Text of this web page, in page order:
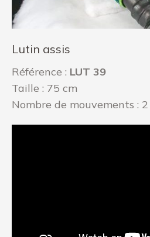
Lutin assis
Référence : LUT 39
Taille : 75 cm
Nombre de mouvements : 2